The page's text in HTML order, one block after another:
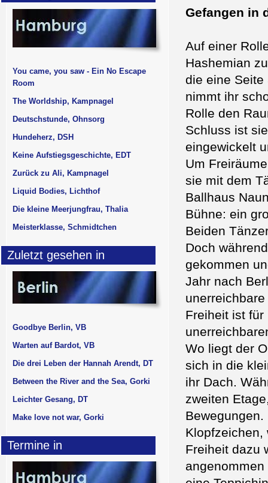
Gefangen in
Auf einer
Hashemian
die eine Seite
nimmt ihr
Rolle den
Schluss ist
eingewickelt
Um
sie mit dem
Ballhaus
Bühne: ein
Beiden
Doch
gekommen
Jahr nach
Freiheit ist
Wo liegt der
sich in die
ihr Dach.
zweiten
Klopfzeichen,
Freiheit dazu
You came, you saw - Ein No Escape
Room
The Worldship, Kampnagel
Deutschstunde, Ohnsorg
Hundeherz, DSH
Keine Aufstiegsgeschichte, EDT
Zurück zu Ali, Kampnagel
Liquid Bodies, Lichthof
Die kleine Meerjungfrau, Thalia
Meisterklasse, Schmidtchen
Zuletzt gesehen in
Goodbye Berlin, VB
Warten auf Bardot, VB
Die drei Leben der Hannah Arendt, DT
Between the River and the Sea, Gorki
Leichter Gesang, DT
Make love not war, Gorki
Termine in